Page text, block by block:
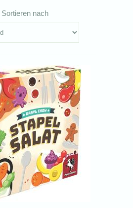
Sortieren nach